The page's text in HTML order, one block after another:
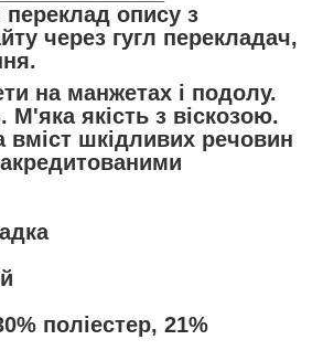
переклад опису з
через гугл перекладач,
на манжетах і подолу.
М'яка якість з віскозою.
вміст шкідливих речовин
поліестер, 21%